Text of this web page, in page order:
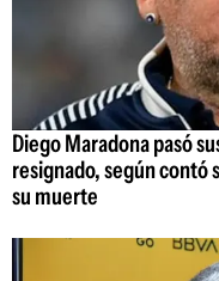
Diego Maradona pasó
resignado, según contó
su muerte